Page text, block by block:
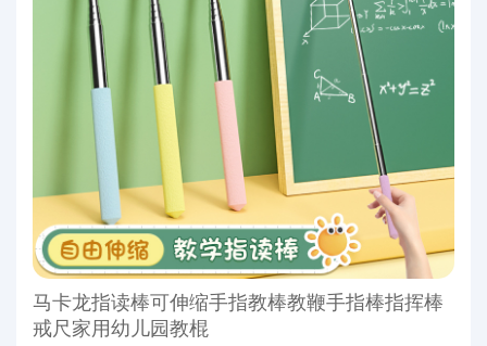
马卡龙指读棒可伸缩手指教棒教鞭手指棒指挥棒
戒尺家用幼儿园教棍